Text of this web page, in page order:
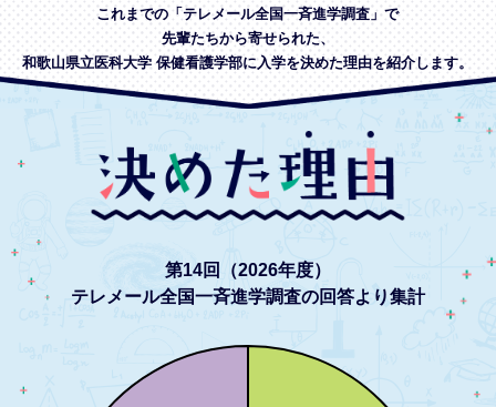
これまでの「テレメール全国一斉進学調査」で
先輩たちから寄せられた、
和歌山県立医科大学 保健看護学部に入学を決めた理由を紹介します。
第14回（2026年度）
テレメール全国一斉進学調査の回答より集計